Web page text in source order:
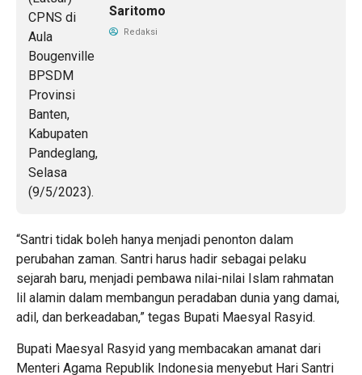
Saritomo
Redaksi
“Santri tidak boleh hanya menjadi penonton dalam
perubahan zaman. Santri harus hadir sebagai pelaku
sejarah baru, menjadi pembawa nilai-nilai Islam rahmatan
lil alamin dalam membangun peradaban dunia yang damai,
adil, dan berkeadaban,” tegas Bupati Maesyal Rasyid.
Bupati Maesyal Rasyid yang membacakan amanat dari
Menteri Agama Republik Indonesia menyebut Hari Santri